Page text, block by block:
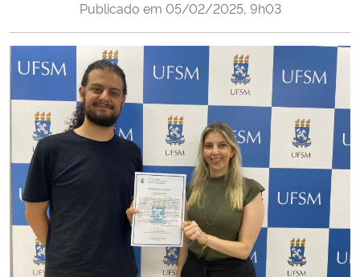
Ministério da Cidadania
Ministério de Minas e Energia
Ministério da Ciência, Tecnologia, Inovações e Comunicações
Ministério do Meio Ambiente
Ministério do Turismo
Ministério do Desenvolvimento Regional
Publicado em 05/02/2025, 9h03